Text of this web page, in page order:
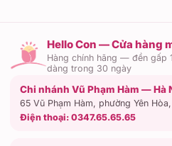
Hello Con — Cửa hàng
Hàng chính hãng — đền gấp
dàng trong 30 ngày
Chi nhánh Vũ Phạm Hàm — Hà
65 Vũ Phạm Hàm, phường Yên
Điện thoại: 0347.65.65.65